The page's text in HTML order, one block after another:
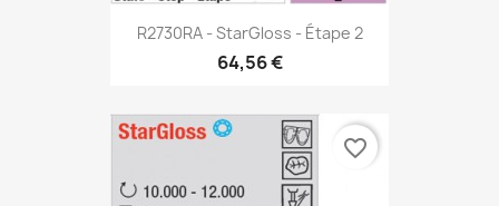
R2730RA - StarGloss - Étape 2
64,56 €
favorite_border